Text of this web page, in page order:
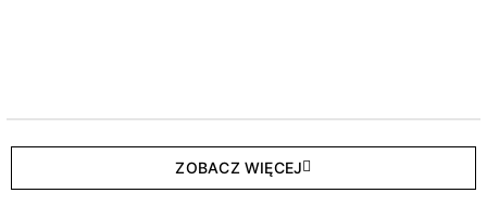
ZOBACZ WIĘCEJ